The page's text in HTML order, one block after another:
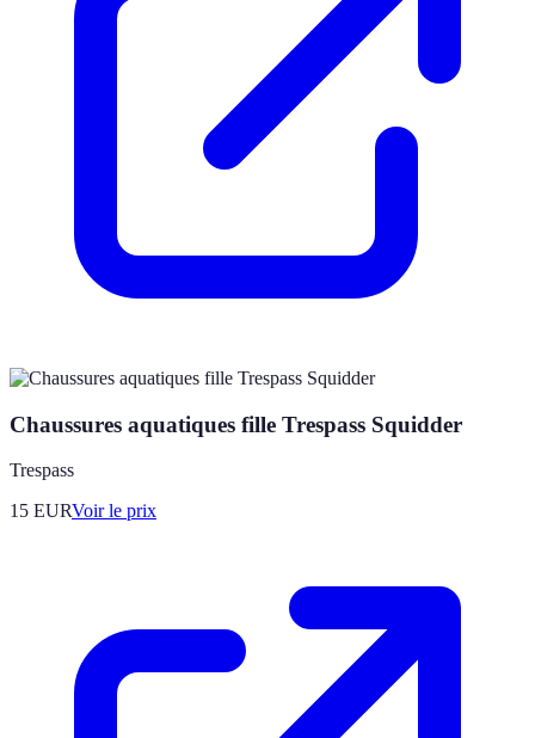
Chaussures aquatiques fille Trespass Squidder
Trespass
15 EURVoir le prix